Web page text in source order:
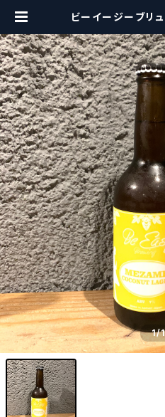
ビーイージーブリ
g KEYAGUNO
トビール】 | craftbeerscissor
s
1/1